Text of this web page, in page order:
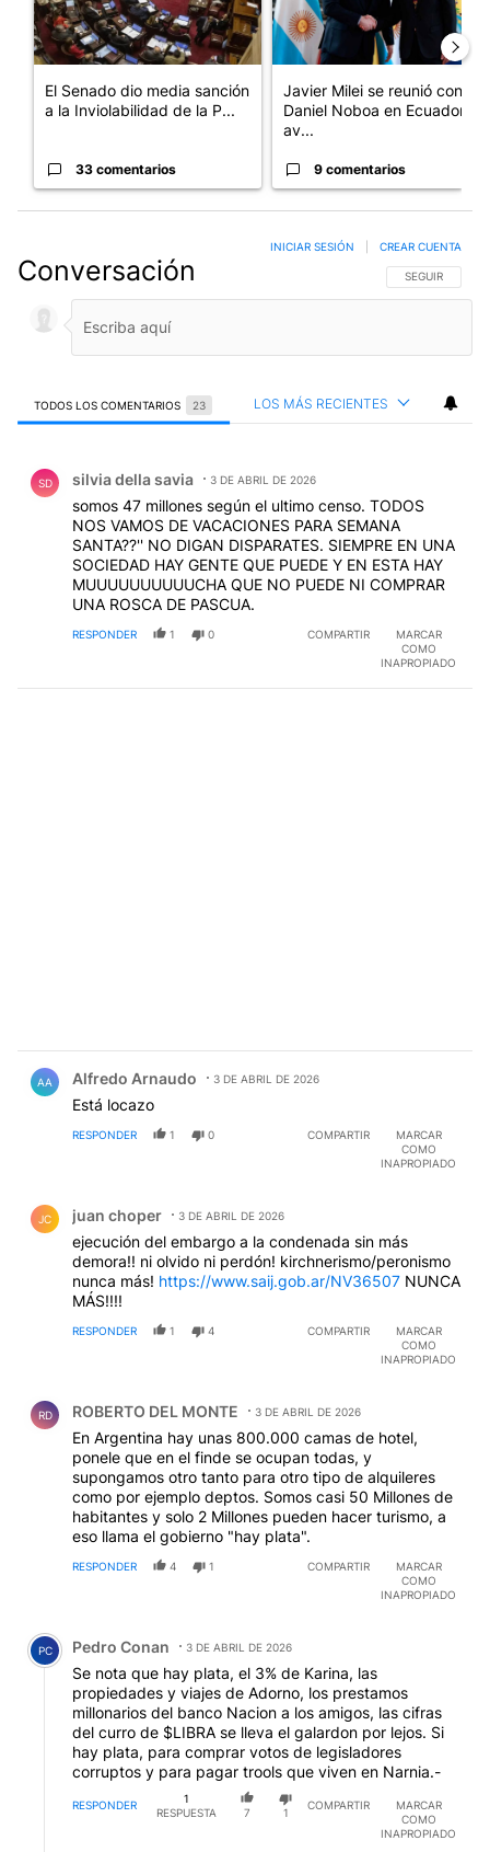
El Senado dio media sanción
a la Inviolabilidad de la P...
33 comentarios
Javier Milei se reunió con
Daniel Noboa en Ecuador y
av...
9 comentarios
Conversación SIGA ESTA
SEGUIR
INICIAR SESIÓN CREAR CUENTA
TODOS LOS COMENTARIOS 23 LOS MÁS RECIENTES
SD silvia della savia 3 DE ABRIL DE 2026
somos 47 millones según el ultimo censo. TODOS
NOS VAMOS DE VACACIONES PARA SEMANA
SANTA??'' NO DIGAN DISPARATES. SIEMPRE EN UNA
SOCIEDAD HAY GENTE QUE PUEDE Y EN ESTA HAY
MUUUUUUUUUUCHA QUE NO PUEDE NI COMPRAR
UNA ROSCA DE PASCUA.
RESPONDER 1 0 COMPARTIR
MARCAR
COMO
INAPROPIADO
AA Alfredo Arnaudo 3 DE ABRIL DE 2026
Está locazo
RESPONDER 1 0 COMPARTIR
MARCAR
COMO
INAPROPIADO
JC juan choper 3 DE ABRIL DE 2026
ejecución del embargo a la condenada sin más
demora!! ni olvido ni perdón! kirchnerismo/peronismo
nunca más! https://www.saij.gob.ar/NV36507 NUNCA
MÁS!!!!
RESPONDER 1 4 COMPARTIR
MARCAR
COMO
INAPROPIADO
RD ROBERTO DEL MONTE 3 DE ABRIL DE 2026
En Argentina hay unas 800.000 camas de hotel,
ponele que en el finde se ocupan todas, y
supongamos otro tanto para otro tipo de alquileres
como por ejemplo deptos. Somos casi 50 Millones de
habitantes y solo 2 Millones pueden hacer turismo, a
eso llama el gobierno "hay plata".
RESPONDER 4 1 COMPARTIR
MARCAR
COMO
INAPROPIADO
Comentario de Pedro Conan.
PC Pedro Conan 3 DE ABRIL DE 2026
Se nota que hay plata, el 3% de Karina, las
propiedades y viajes de Adorno, los prestamos
millonarios del banco Nacion a los amigos, las cifras
del curro de $LIBRA se lleva el galardon por lejos. Si
hay plata, para comprar votos de legisladores
corruptos y para pagar trools que viven en Narnia.-
RESPONDER
1
RESPUESTA
7 1
COMPARTIR
MARCAR
COMO
INAPROPIADO